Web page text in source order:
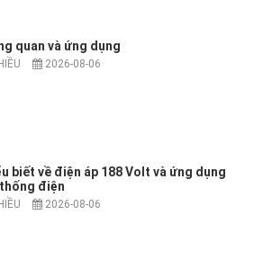
quan và ứng dụng
2026-08-06
biết về điện áp 188 Volt và ứng dụng
điện
2026-08-06